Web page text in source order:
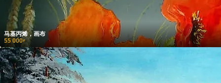
马基丙烯，画布
55 000₽